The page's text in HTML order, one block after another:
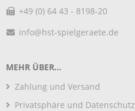
+49 (0) 64 43 - 8198-20
info@hst-spielgeraete.de
MEHR ÜBER...
Zahlung und Versand
Privatsphäre und Datenschutz